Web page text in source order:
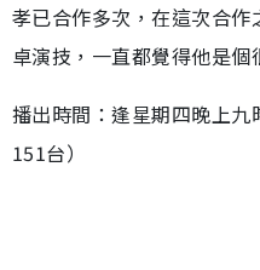
孝已合作多次，在這次合
卓演技，一直都覺得他是個
播出時間：逢星期四晚上
151台）